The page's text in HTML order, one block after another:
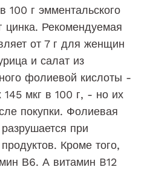
100 г эмментальского
цинка. Рекомендуемая
от 7 г для женщин
и салат из
фолиевой кислоты -
мкг в 100 г, - но их
покупки. Фолиевая
при
Кроме того,
В6. А витамин B12